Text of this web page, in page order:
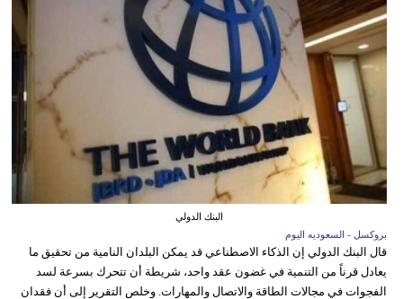
البنك الدولي
بروكسل - السعوديه اليوم
قال البنك الدولي إن الذكاء الاصطناعي قد يمكن البلدان النامية من تحقيق ما
يعادل قرناً من التنمية في غضون عقد واحد، شريطة أن تتحرك بسرعة لسد
الفجوات في مجالات الطاقة والاتصال والمهارات. وخلص التقرير إلى أن فقدان